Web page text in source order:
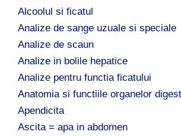
Alcoolul si ficatul
Analize de sange uzuale si speciale
Analize de scaun
Analize in bolile hepatice
Analize pentru functia ficatului
Anatomia si functiile organelor
Apendicita
Ascita = apa in abdomen